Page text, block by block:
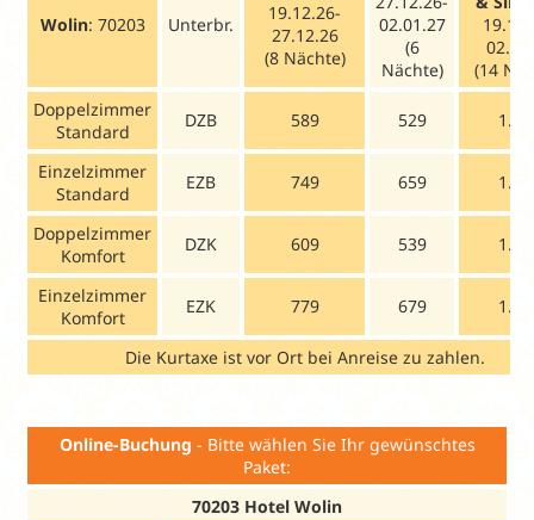
Wolin: 70203 Unterbr.
19.12.26-
27.12.26
(8 Nächte)
02.01.27
(6
Nächte)
(14
Doppelzimmer
Standard
DZB 589 529
Einzelzimmer
Standard
EZB 749 659
Doppelzimmer
Komfort
DZK 609 539
Einzelzimmer
Komfort
EZK 779 679
Die Kurtaxe ist vor Ort bei Anreise zu zahlen.
Online-Buchung - Bitte wählen Sie Ihr gewünschtes
Paket:
70203 Hotel Wolin